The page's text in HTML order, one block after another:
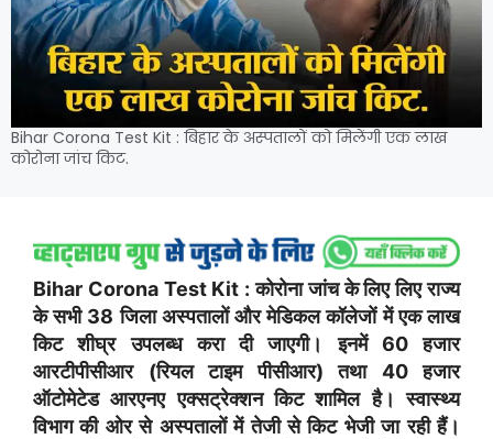
Bihar Corona Test Kit : बिहार के अस्पतालों को मिलेंगी एक लाख
कोरोना जांच किट.
Bihar Corona Test Kit : कोरोना जांच के लिए लिए राज्य
के सभी 38 जिला अस्पतालों और मेडिकल कॉलेजों में एक लाख
किट शीघ्र उपलब्ध करा दी जाएगी। इनमें 60 हजार
आरटीपीसीआर (रियल टाइम पीसीआर) तथा 40 हजार
ऑटोमेटेड आरएनए एक्सट्रेक्शन किट शामिल है। स्वास्थ्य
विभाग की ओर से अस्पतालों में तेजी से किट भेजी जा रही हैं।